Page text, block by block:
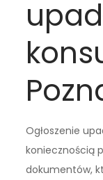
Ogłoszenie
koniecznością
dokumentów,